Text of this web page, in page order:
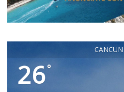
CANCUN
26°